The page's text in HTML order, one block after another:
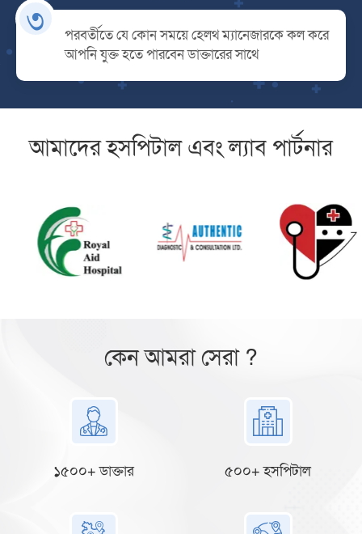
৩
পরবর্তীতে যে কোন সময়ে হেলথ ম্যানেজারকে কল করে
আপনি যুক্ত হতে পারবেন ডাক্তারের সাথে
আমাদের হসপিটাল এবং ল্যাব পার্টনার
কেন আমরা সেরা ?
১৫০০+ ডাক্তার ৫০০+ হসপিটাল